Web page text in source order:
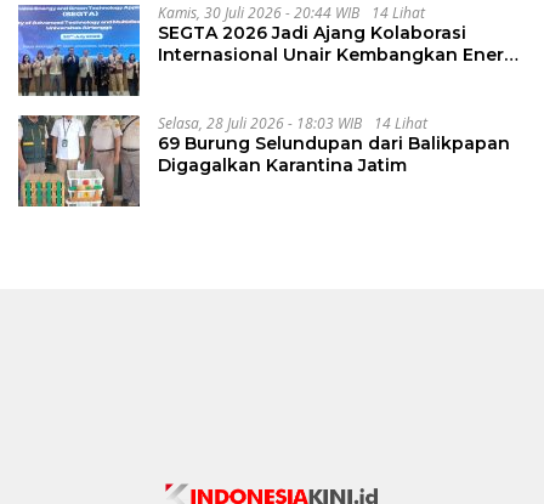
Kamis, 30 Juli 2026 - 20:44 WIB 14 Lihat
SEGTA 2026 Jadi Ajang Kolaborasi
Internasional Unair Kembangkan Energi
Selasa, 28 Juli 2026 - 18:03 WIB 14 Lihat
69 Burung Selundupan dari Balikpapan
Digagalkan Karantina Jatim